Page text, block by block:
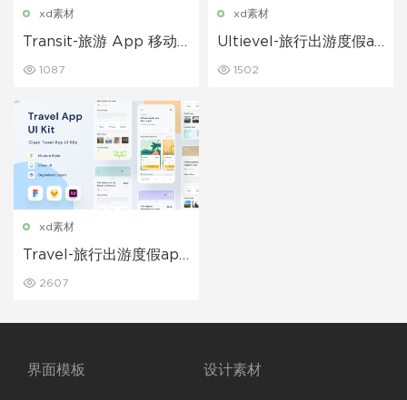
xd素材
Transit-旅游 App 移动
1087
xd素材
Ultievel-旅行出游度假ap
1502
xd素材
Travel-旅行出游度假app
2607
界面模板 设计素材